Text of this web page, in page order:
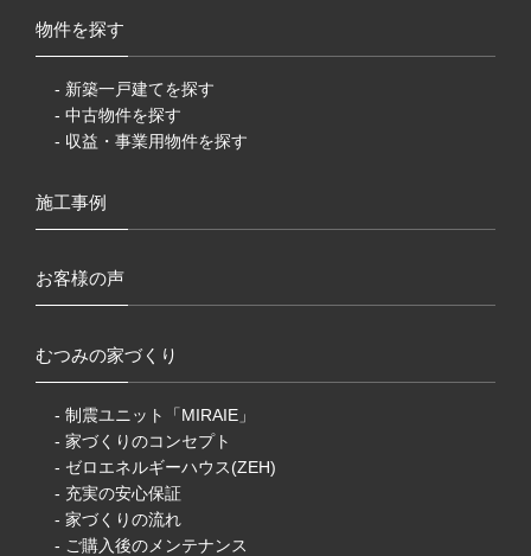
物件を探す
- 新築一戸建てを探す
- 中古物件を探す
- 収益・事業用物件を探す
施工事例
お客様の声
むつみの家づくり
- 制震ユニット「MIRAIE」
- 家づくりのコンセプト
- ゼロエネルギーハウス(ZEH)
- 充実の安心保証
- 家づくりの流れ
- ご購入後のメンテナンス